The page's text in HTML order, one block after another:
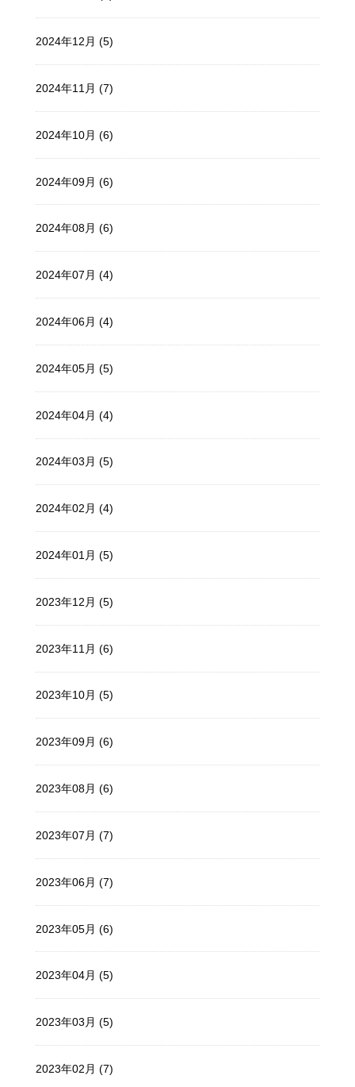
2024年12月 (5)
2024年11月 (7)
2024年10月 (6)
2024年09月 (6)
2024年08月 (6)
2024年07月 (4)
2024年06月 (4)
2024年05月 (5)
2024年04月 (4)
2024年03月 (5)
2024年02月 (4)
2024年01月 (5)
2023年12月 (5)
2023年11月 (6)
2023年10月 (5)
2023年09月 (6)
2023年08月 (6)
2023年07月 (7)
2023年06月 (7)
2023年05月 (6)
2023年04月 (5)
2023年03月 (5)
2023年02月 (7)